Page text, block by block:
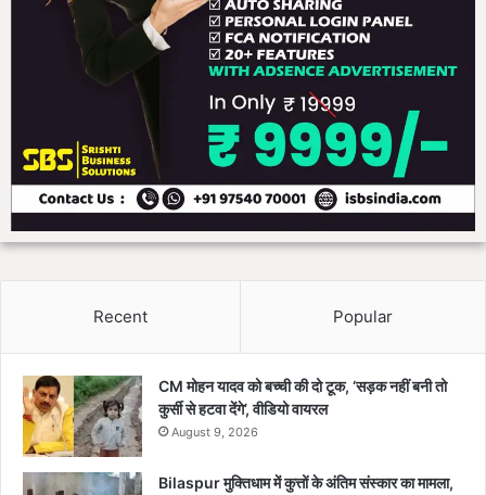
Recent Popular
CM मोहन यादव को बच्ची की दो टूक, ‘सड़क नहीं बनी तो
कुर्सी से हटवा देंगे’, वीडियो वायरल
August 9, 2026
Bilaspur मुक्तिधाम में कुत्तों के अंतिम संस्कार का मामला,